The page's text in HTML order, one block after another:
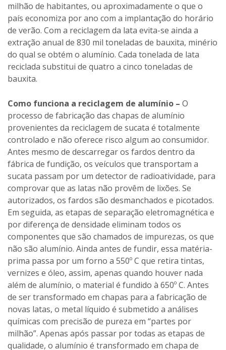
Como funciona a reciclagem de alumínio –O
processo de fabricação das chapas de alumínio
provenientes da reciclagem de sucata é totalmente
controlado e não oferece risco algum ao consumidor.
Antes mesmo de descarregar os fardos dentro da
fábrica de fundição, os veículos que transportam a
comprovar que as latas não provêm de lixões. Se
autorizados, os fardos são desmanchados e picotados.
Em seguida, as etapas de separação eletromagnética e
por diferença de densidade eliminam todos os
componentes que são chamados de impurezas, os que
não são alumínio. Ainda antes de fundir, essa matéria-
prima passa por um forno a 550º C que retira tintas,
vernizes e óleo, assim, apenas quando houver nada
além de alumínio, o material é fundido à 650º C. Antes
de ser transformado em chapas para a fabricação de
novas latas, o metal líquido é submetido a análises
químicas com precisão de pureza em “partes por
milhão”. Apenas após passar por todas as etapas de
qualidade, o alumínio é transformado em chapa de
alumínio e é transformado em novas latas de bebidas,
totalmente seguras para o consumo. ( Fonte:
ABRALATAS).